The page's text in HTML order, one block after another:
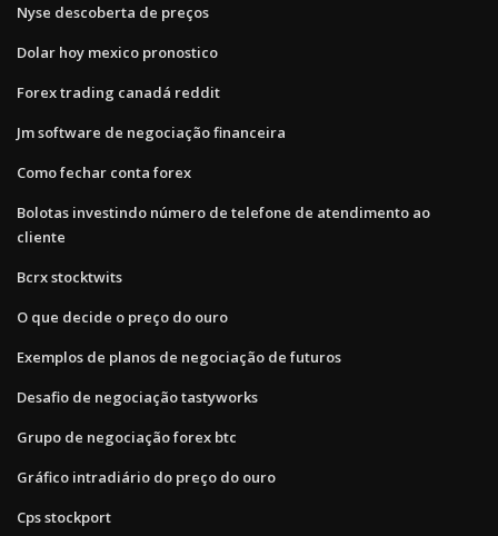
Nyse descoberta de preços
Dolar hoy mexico pronostico
Forex trading canadá reddit
Jm software de negociação financeira
Como fechar conta forex
Bolotas investindo número de telefone de atendimento ao
cliente
Bcrx stocktwits
O que decide o preço do ouro
Exemplos de planos de negociação de futuros
Desafio de negociação tastyworks
Grupo de negociação forex btc
Gráfico intradiário do preço do ouro
Cps stockport